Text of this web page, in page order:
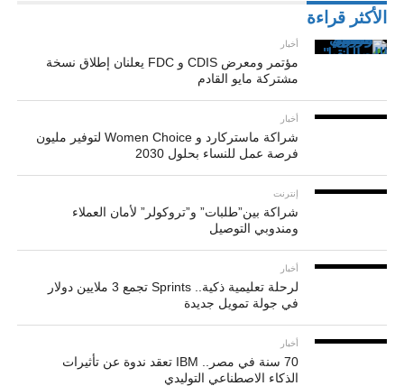
الأكثر قراءة
أخبار
مؤتمر ومعرض CDIS و FDC يعلنان إطلاق نسخة
مشتركة مايو القادم
أخبار
شراكة ماستركارد و Women Choice لتوفير مليون
فرصة عمل للنساء بحلول 2030
إنترنت
شراكة بين”طلبات” و”تروكولر” لأمان العملاء
ومندوبي التوصيل
أخبار
لرحلة تعليمية ذكية.. Sprints تجمع 3 ملايين دولار
في جولة تمويل جديدة
أخبار
70 سنة في مصر.. IBM تعقد ندوة عن تأثيرات
الذكاء الاصطناعي التوليدي